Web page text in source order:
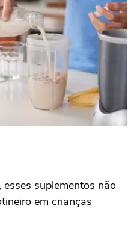
suplementos não
em crianças